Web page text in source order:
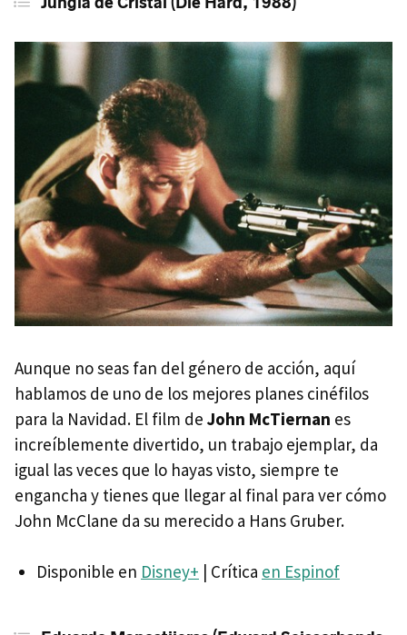
Aunque no seas fan del género de acción, aquí
hablamos de uno de los mejores planes cinéfilos
para la Navidad. El film de John McTiernan es
increíblemente divertido, un trabajo ejemplar, da
igual las veces que lo hayas visto, siempre te
engancha y tienes que llegar al final para ver cómo
John McClane da su merecido a Hans Gruber.
Disponible en Disney+ | Crítica en Espinof